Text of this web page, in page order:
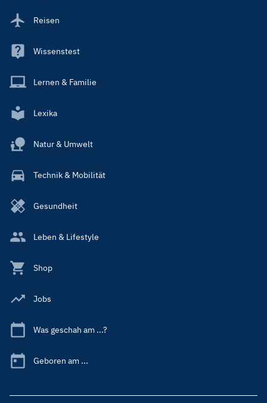
Reisen
Wissenstest
Lernen & Familie
Lexika
Natur & Umwelt
Technik & Mobilität
Gesundheit
Leben & Lifestyle
Shop
Jobs
Was geschah am ...?
Geboren am ...